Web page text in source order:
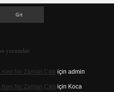
yorumlar
Ken Ne Zaman Çıktı için admin
Ken Ne Zaman Çıktı için Koca